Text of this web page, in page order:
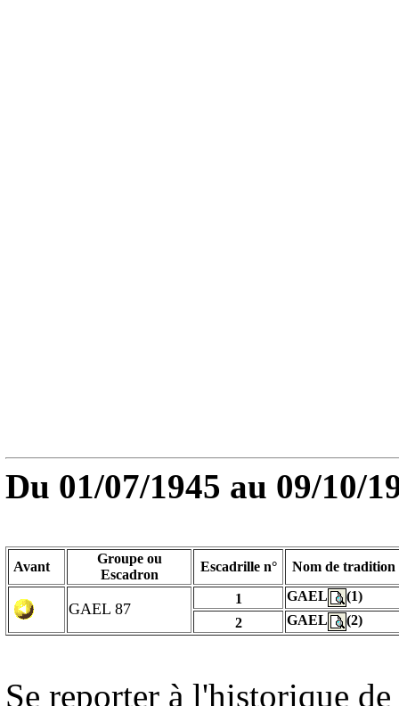
Du 01/07/1945 au 09/10/
Avant
Groupe ou
Escadron
Escadrille n° Nom de tradition
GAEL 87
1 GAEL
(1)
2
GAEL (2)
Se reporter à l'historique